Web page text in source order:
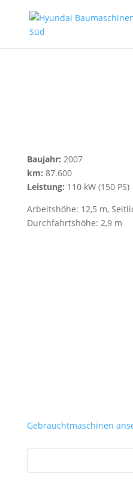
Baujahr: 2007
km: 87.600
Leistung: 110 kW (150 PS)
Arbeitshöhe: 12,5 m,
Durchfahrtshöhe: 2,9 m
Gebrauchtmaschinen